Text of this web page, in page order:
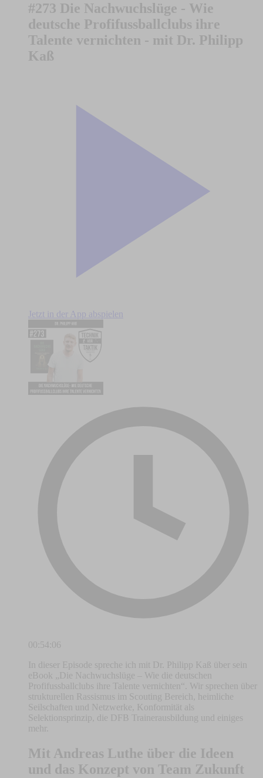
#273 Die Nachwuchslüge - Wie
deutsche Profifussballclubs ihre
Talente vernichten - mit Dr. Philipp
Kaß
Jetzt in der App abspielen
00:54:06
In dieser Episode spreche ich mit Dr. Philipp Kaß über sein
eBook „Die Nachwuchslüge – Wie die deutschen
Profifussballclubs ihre Talente vernichten“. Wir sprechen über
strukturellen Rassismus im Scouting Bereich, heimliche
Seilschaften und Netzwerke, Konformität als
Selektionsprinzip, die DFB Trainerausbildung und einiges
mehr.
Mit Andreas Luthe über die Ideen
und das Konzept von Team Zukunft